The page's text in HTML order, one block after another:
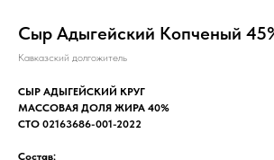
Сыр Адыгейский Копченый
Кавказский долгожитель
СЫР АДЫГЕЙСКИЙ КРУГ
МАССОВАЯ ДОЛЯ ЖИРА 40%
СТО 02163686-001-2022
Состав: